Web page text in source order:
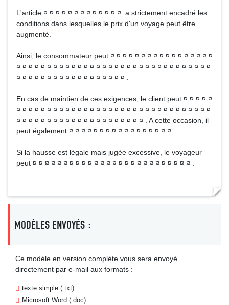
L'article ¤ ¤ ¤ ¤ ¤ ¤ ¤ ¤ ¤ ¤ ¤ ¤ ¤ a strictement encadré les
conditions dans lesquelles le prix d'un voyage peut être
augmenté.
Ainsi, le consommateur peut ¤ ¤ ¤ ¤ ¤ ¤ ¤ ¤ ¤ ¤ ¤ ¤ ¤ ¤ ¤ ¤ ¤
¤ ¤ ¤ ¤ ¤ ¤ ¤ ¤ ¤ ¤ ¤ ¤ ¤ ¤ ¤ ¤ ¤ ¤ ¤ ¤ ¤ ¤ ¤ ¤ ¤ ¤ ¤ ¤ ¤ ¤ ¤ ¤
¤ ¤ ¤ ¤ ¤ ¤ ¤ ¤ ¤ ¤ ¤ ¤ ¤ ¤ ¤ ¤ ¤ ¤ .
En cas de maintien de ces exigences, le client peut ¤ ¤ ¤ ¤ ¤
¤ ¤ ¤ ¤ ¤ ¤ ¤ ¤ ¤ ¤ ¤ ¤ ¤ ¤ ¤ ¤ ¤ ¤ ¤ ¤ ¤ ¤ ¤ ¤ ¤ ¤ ¤ ¤ ¤ ¤ ¤ ¤
¤ ¤ ¤ ¤ ¤ ¤ ¤ ¤ ¤ ¤ ¤ ¤ ¤ ¤ ¤ ¤ ¤ ¤ ¤ ¤ ¤ . A cette occasion, il
peut également ¤ ¤ ¤ ¤ ¤ ¤ ¤ ¤ ¤ ¤ ¤ ¤ ¤ ¤ ¤ ¤ ¤ .
Si la hausse est légale mais jugée excessive, le voyageur
peut ¤ ¤ ¤ ¤ ¤ ¤ ¤ ¤ ¤ ¤ ¤ ¤ ¤ ¤ ¤ ¤ ¤ ¤ ¤ ¤ ¤ ¤ ¤ ¤ ¤ ¤ .
MODÈLES ENVOYÉS :
Ce modèle en version complète vous sera envoyé
directement par e-mail aux formats :
texte simple (.txt)
Microsoft Word (.doc)